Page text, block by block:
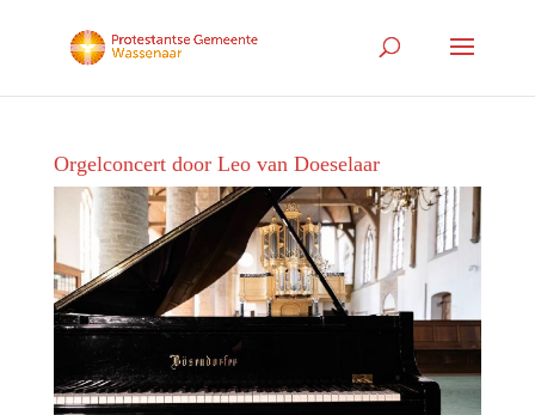
Orgelconcert door Leo van Doeselaar